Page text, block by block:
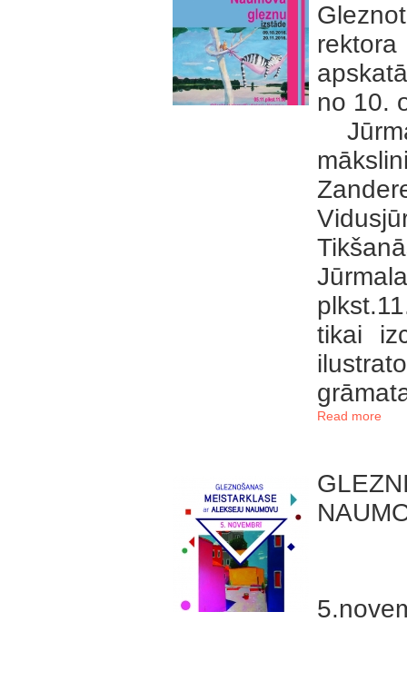
no 10.
tikai
Read more